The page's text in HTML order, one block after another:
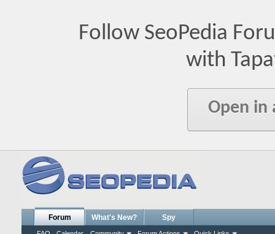
Follow SeoPedia
with
Open in
Forum What's New? Spy